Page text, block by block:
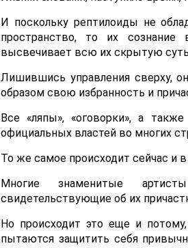
И поскольку рептилоиды не
пространство, то их
высвечивает всю их скрытую
Лишившись управления сверху,
образом свою избранность и
Все «ляпы», «оговорки», а
официальных властей во многих
То же самое происходит сейчас и
Многие знаменитые
свидетельствующие об их
Но происходит это еще и
пытаются защитить себя